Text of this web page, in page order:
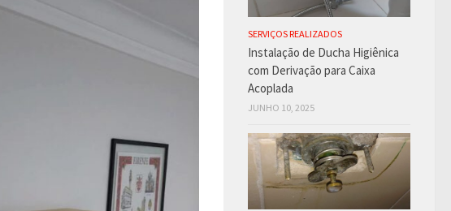
SERVIÇOS REALIZADOS
Instalação de Ducha Higiênica
com Derivação para Caixa
Acoplada
JUNHO 10, 2025